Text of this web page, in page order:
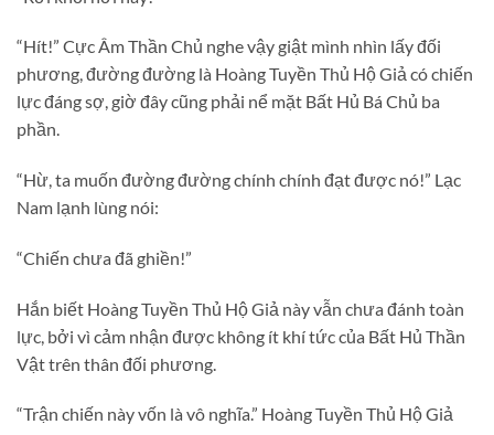
“Hít!” Cực Âm Thần Chủ nghe vậy giật mình nhìn lấy đối
phương, đường đường là Hoàng Tuyền Thủ Hộ Giả có chiến
lực đáng sợ, giờ đây cũng phải nể mặt Bất Hủ Bá Chủ ba
phần.
“Hừ, ta muốn đường đường chính chính đạt được nó!” Lạc
Nam lạnh lùng nói:
“Chiến chưa đã ghiền!”
Hắn biết Hoàng Tuyền Thủ Hộ Giả này vẫn chưa đánh toàn
lực, bởi vì cảm nhận được không ít khí tức của Bất Hủ Thần
Vật trên thân đối phương.
“Trận chiến này vốn là vô nghĩa.” Hoàng Tuyền Thủ Hộ Giả